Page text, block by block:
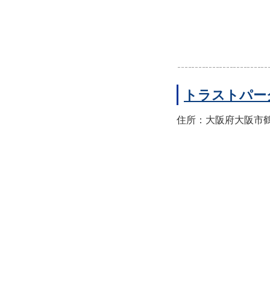
トラストパ
住所：大阪府大阪市